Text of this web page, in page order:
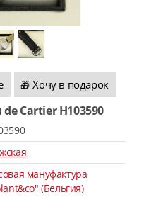
🎁 Хочу в подарок
Cartier H103590
мануфактура
(Бельгия)